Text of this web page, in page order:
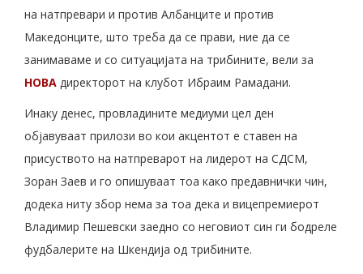
на натпревари и против Албанците и против
Македонците, што треба да се прави, ние да се
занимаваме и со ситуацијата на трибините, вели за
НОВА директорот на клубот Ибраим Рамадани.
Инаку денес, провладините медиуми цел ден
објавуваат прилози во кои акцентот е ставен на
присуството на натпреварот на лидерот на СДСМ,
Зоран Заев и го опишуваат тоа како предавнички чин,
додека ниту збор нема за тоа дека и вицепремиерот
Владимир Пешевски заедно со неговиот син ги бодреле
фудбалерите на Шкендија од трибините.